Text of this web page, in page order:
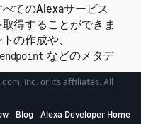
てのAlexaサービス
得することができま
の作成や、
などのメタデ
、サービスクライア
Inc. or its affiliates. All
Blog Alexa Developer Home